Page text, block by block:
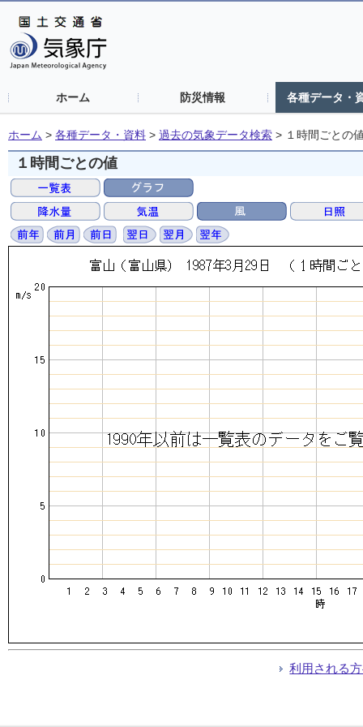
ホーム 防災情報 各種データ・
ホーム > 各種データ・資料 > 過去の気象データ検索 > １時間ごとの
１時間ごとの値
利用される